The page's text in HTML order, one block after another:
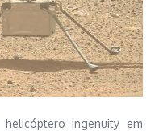
Ingenuity em